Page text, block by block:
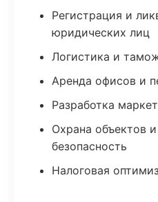
Регистрация и
юридических лиц
Логистика и
Аренда офисов и
Разработка
Охрана объектов
безопасность
Налоговая